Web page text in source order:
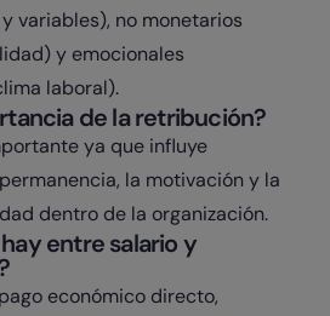
variables), no monetarios
y emocionales
laboral).
de la retribución?
ya que influye
la motivación y la
dentro de la organización.
entre salario y
económico directo,